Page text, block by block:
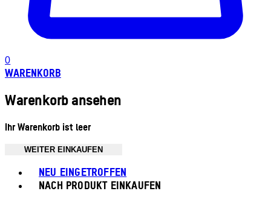
0
WARENKORB
Warenkorb ansehen
Ihr Warenkorb ist leer
WEITER EINKAUFEN
NEU EINGETROFFEN
NACH PRODUKT EINKAUFEN